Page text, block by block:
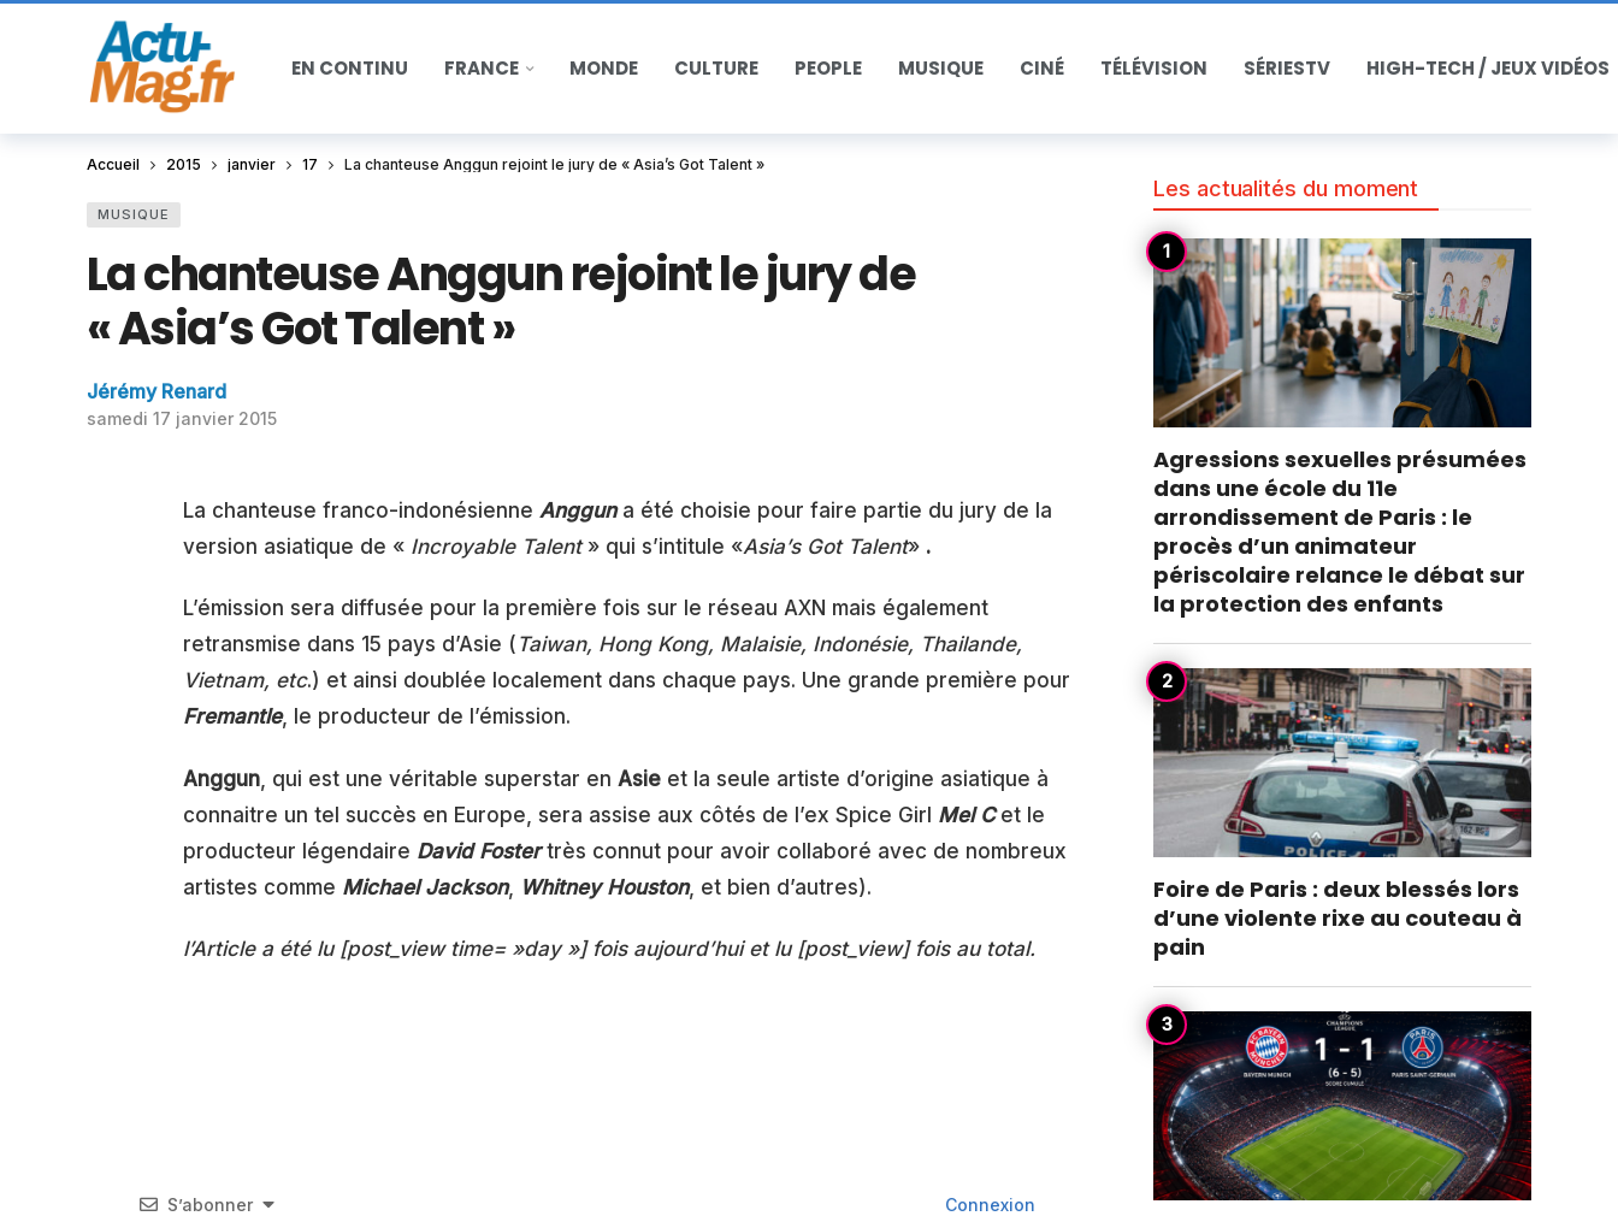
EN CONTINU FRANCE MONDE CULTURE PEOPLE MUSIQUE CINÉ TÉLÉVISION SÉRIESTV HIGH-TECH / JEUX VIDÉOS
Accueil 2015 janvier 17 La chanteuse Anggun rejoint le jury de « Asia’s Got Talent »
MUSIQUE
La chanteuse Anggun rejoint le jury de
« Asia’s Got Talent »
Jérémy Renard
samedi 17 janvier 2015
La chanteuse franco-indonésienne Anggun a été choisie pour faire partie du jury de la
version asiatique de « Incroyable Talent» qui s’intitule «Asia’s Got Talent» .
L’émission sera diffusée pour la première fois sur le réseau AXN mais également
retransmise dans 15 pays d’Asie ( Taiwan, Hong Kong, Malaisie, Indonésie, Thailande,
Vietnam, etc.) et ainsi doublée localement dans chaque pays. Une grande première pour
Fremantle, le producteur de l’émission.
Anggun , qui est une véritable superstar en Asie et la seule artiste d’origine asiatique à
connaitre un tel succès en Europe, sera assise aux côtés de l’ex Spice Girl Mel Cet le
producteur légendaire David Fostertrès connut pour avoir collaboré avec de nombreux
artistes comme Michael Jackson, Whitney Houston, et bien d’autres).
l’Article a été lu [post_view time= »day »] fois aujourd’hui et lu [post_view] fois au total.
S’abonner Connexion
Les actualités du moment
Agressions sexuelles présumées
dans une école du 11e
arrondissement de Paris : le
procès d’un animateur
périscolaire relance le débat sur
la protection des enfants
Foire de Paris : deux blessés lors
d’une violente rixe au couteau à
pain